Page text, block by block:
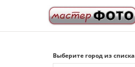
Выберите город из списка